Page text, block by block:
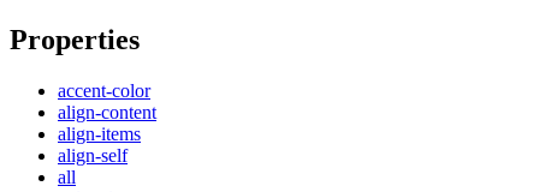
Properties
accent-color
align-content
align-items
align-self
all